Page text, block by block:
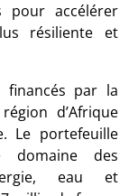
pour accélérer
résiliente et
financés par la
d’Afrique
Le portefeuille
des
eau et